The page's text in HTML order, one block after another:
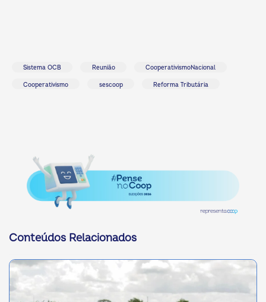
Sistema OCB Reunião CooperativismoNacional
Cooperativismo sescoop Reforma Tributária
Conteúdos Relacionados